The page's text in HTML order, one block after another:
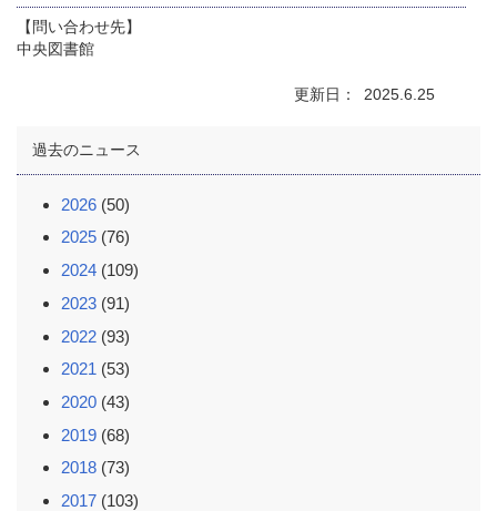
【問い合わせ先】
中央図書館
更新日 2025.6.25
過去のニュース
2026 (50)
2025 (76)
2024 (109)
2023 (91)
2022 (93)
2021 (53)
2020 (43)
2019 (68)
2018 (73)
2017 (103)